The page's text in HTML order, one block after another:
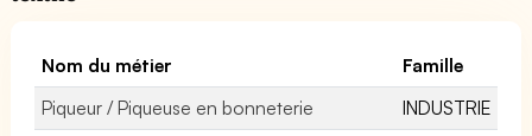
Nom du métier
Famille
Piqueur / Piqueuse en bonneterie
INDUSTRIE